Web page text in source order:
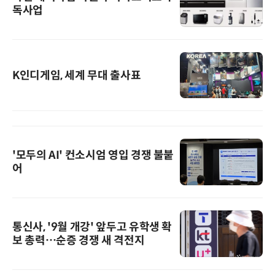
독사업
K인디게임, 세계 무대 출사표
'모두의 AI' 컨소시엄 영입 경쟁 불붙
어
통신사, '9월 개강' 앞두고 유학생 확
보 총력…순증 경쟁 새 격전지